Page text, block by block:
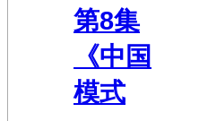
第8集
《中国
模式